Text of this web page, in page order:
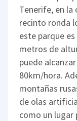
Tenerife, en la
recinto ronda
este parque
metros de
puede
80km/hora.
montañas
de olas
como un lugar